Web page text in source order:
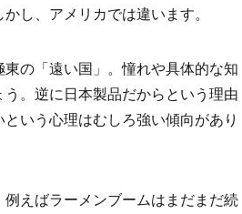
し、アメリカでは違います。
の「遠い国」。憧れや具体的な知
。逆に日本製品だからという理由
いう心理はむしろ強い傾向があり
えばラーメンブームはまだまだ続